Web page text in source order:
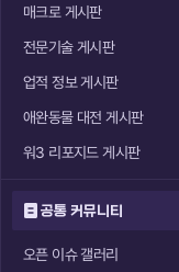
매크로 게시판
전문기술 게시판
업적 정보 게시판
애완동물 대전 게시판
워3 리포지드 게시판
공통 커뮤니티
오픈 이슈 갤러리